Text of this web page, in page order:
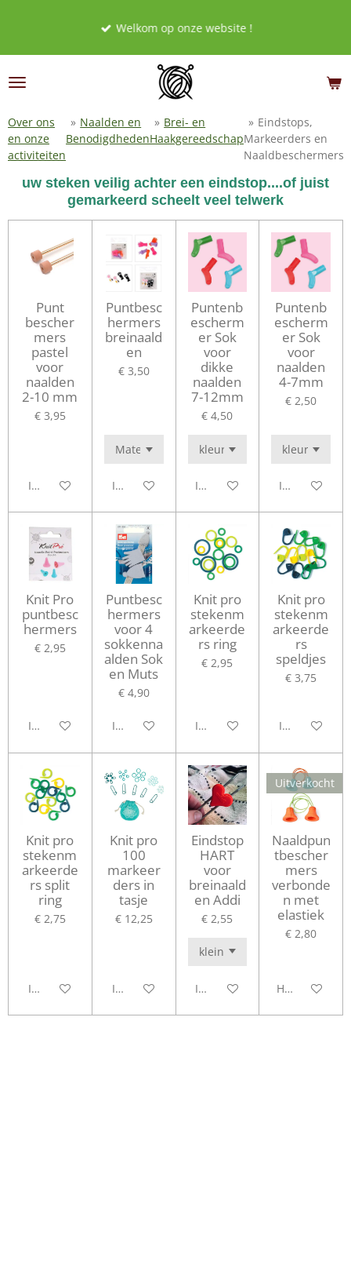
hoofdinhoud
Welkom op onze website !
Over ons
en onze
activiteiten
» Naalden en
Benodigdheden
» Brei- en
Haakgereedschap
» Eindstops,
Markeerders en
Naaldbeschermers
uw steken veilig achter een eindstop....of juist
gemarkeerd scheelt veel telwerk
Punt
bescher
mers
pastel
voor
naalden
2-10 mm
€ 3,95
In winkelwagen
Puntbesc
hermers
breinaald
en
€ 3,50
In winkelwagen
Puntenb
escherm
er Sok
voor
dikke
naalden
7-12mm
€ 4,50
In winkelwagen
Puntenb
escherm
er Sok
voor
naalden
4-7mm
€ 2,50
In
Knit Pro
puntbesc
hermers
€ 2,95
In winkelwagen
Puntbesc
hermers
voor 4
sokkenna
alden Sok
en Muts
€ 4,90
In winkelwagen
Knit pro
stekenm
arkeerde
rs ring
€ 2,95
In winkelwagen
Knit pro
stekenm
arkeerde
rs
speldjes
€ 3,75
In
Knit pro
stekenm
arkeerde
rs split
ring
€ 2,75
In winkelwagen
Knit pro
100
markeer
ders in
tasje
€ 12,25
In winkelwagen
Eindstop
HART
voor
breinaald
en Addi
€ 2,55
In winkelwagen
Uitverkocht
Naaldpun
tbescher
mers
verbonde
n met
elastiek
€ 2,80
Houd mij op